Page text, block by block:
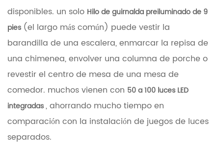
disponibles. un solo Hilo de guirnalda preiluminado de 9
pies (el largo más común) puede vestir la
barandilla de una escalera, enmarcar la repisa de
una chimenea, envolver una columna de porche o
revestir el centro de mesa de una mesa de
comedor. muchos vienen con 50 a 100 luces LED
integradas, ahorrando mucho tiempo en
comparación con la instalación de juegos de luces
separados.